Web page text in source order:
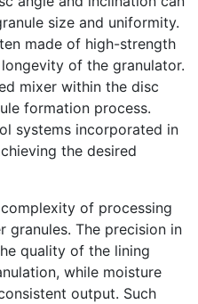
size and uniformity.
made of high-strength
of the granulator.
mixer within the disc
formation process.
systems incorporated in
the desired
of processing
granules. The precision in
quality of the lining
while moisture
output. Such